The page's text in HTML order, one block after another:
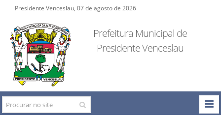
Presidente Venceslau, 07 de agosto de 2026
Prefeitura Municipal de
Presidente Venceslau